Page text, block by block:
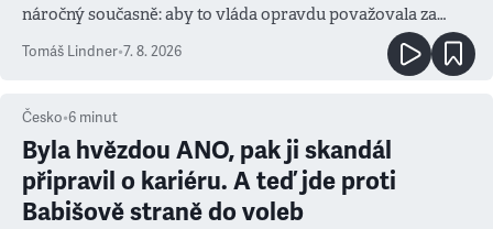
náročný současně: aby to vláda opravdu považovala za
prioritu
Tomáš Lindner•7. 8. 2026
Česko•6 minut
Byla hvězdou ANO, pak ji skandál
připravil o kariéru. A teď jde proti
Babišově straně do voleb